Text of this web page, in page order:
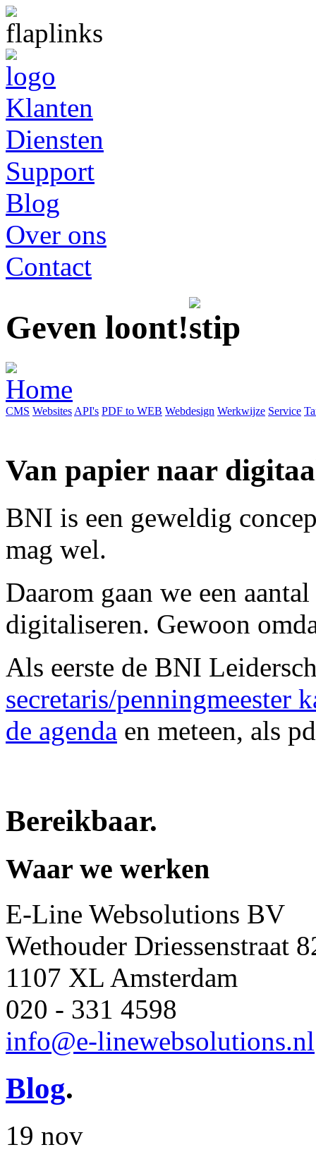
Klanten
Diensten
Support
Blog
Over ons
Contact
Geven loont!
CMS Websites API's PDF to WEB Webdesign Werkwijze Service
Van papier naar
BNI is een geweldig
mag wel.
Daarom gaan we een
digitaliseren. Gewoon
Als eerste de BNI
secretaris/penningmeester
de agenda en meteen, als
Bereikbaar.
Waar we werken
E-Line Websolutions BV
Wethouder Driessenstraat
1107 XL Amsterdam
020 - 331 4598
info@e-linewebsolutions.nl
Blog.
19 nov